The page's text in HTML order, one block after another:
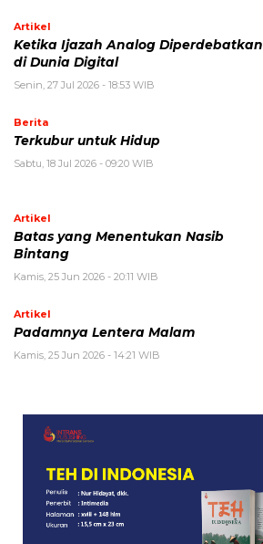
Artikel
Ketika Ijazah Analog Diperdebatkan
di Dunia Digital
Senin, 27 Jul 2026 - 18:53 WIB
Berita
Terkubur untuk Hidup
Sabtu, 18 Jul 2026 - 09:20 WIB
Artikel
Batas yang Menentukan Nasib
Bintang
Kamis, 25 Jun 2026 - 20:11 WIB
Artikel
Padamnya Lentera Malam
Kamis, 25 Jun 2026 - 14:21 WIB